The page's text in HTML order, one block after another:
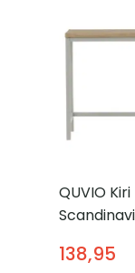
QUVIO
110x30x80
138,95